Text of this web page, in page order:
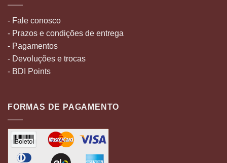
- Fale conosco
- Prazos e condições de entrega
- Pagamentos
- Devoluções e trocas
- BDI Points
FORMAS DE PAGAMENTO